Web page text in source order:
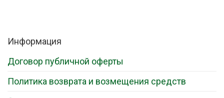
Информация
Договор публичной оферты
Политика возврата и возмещения средств